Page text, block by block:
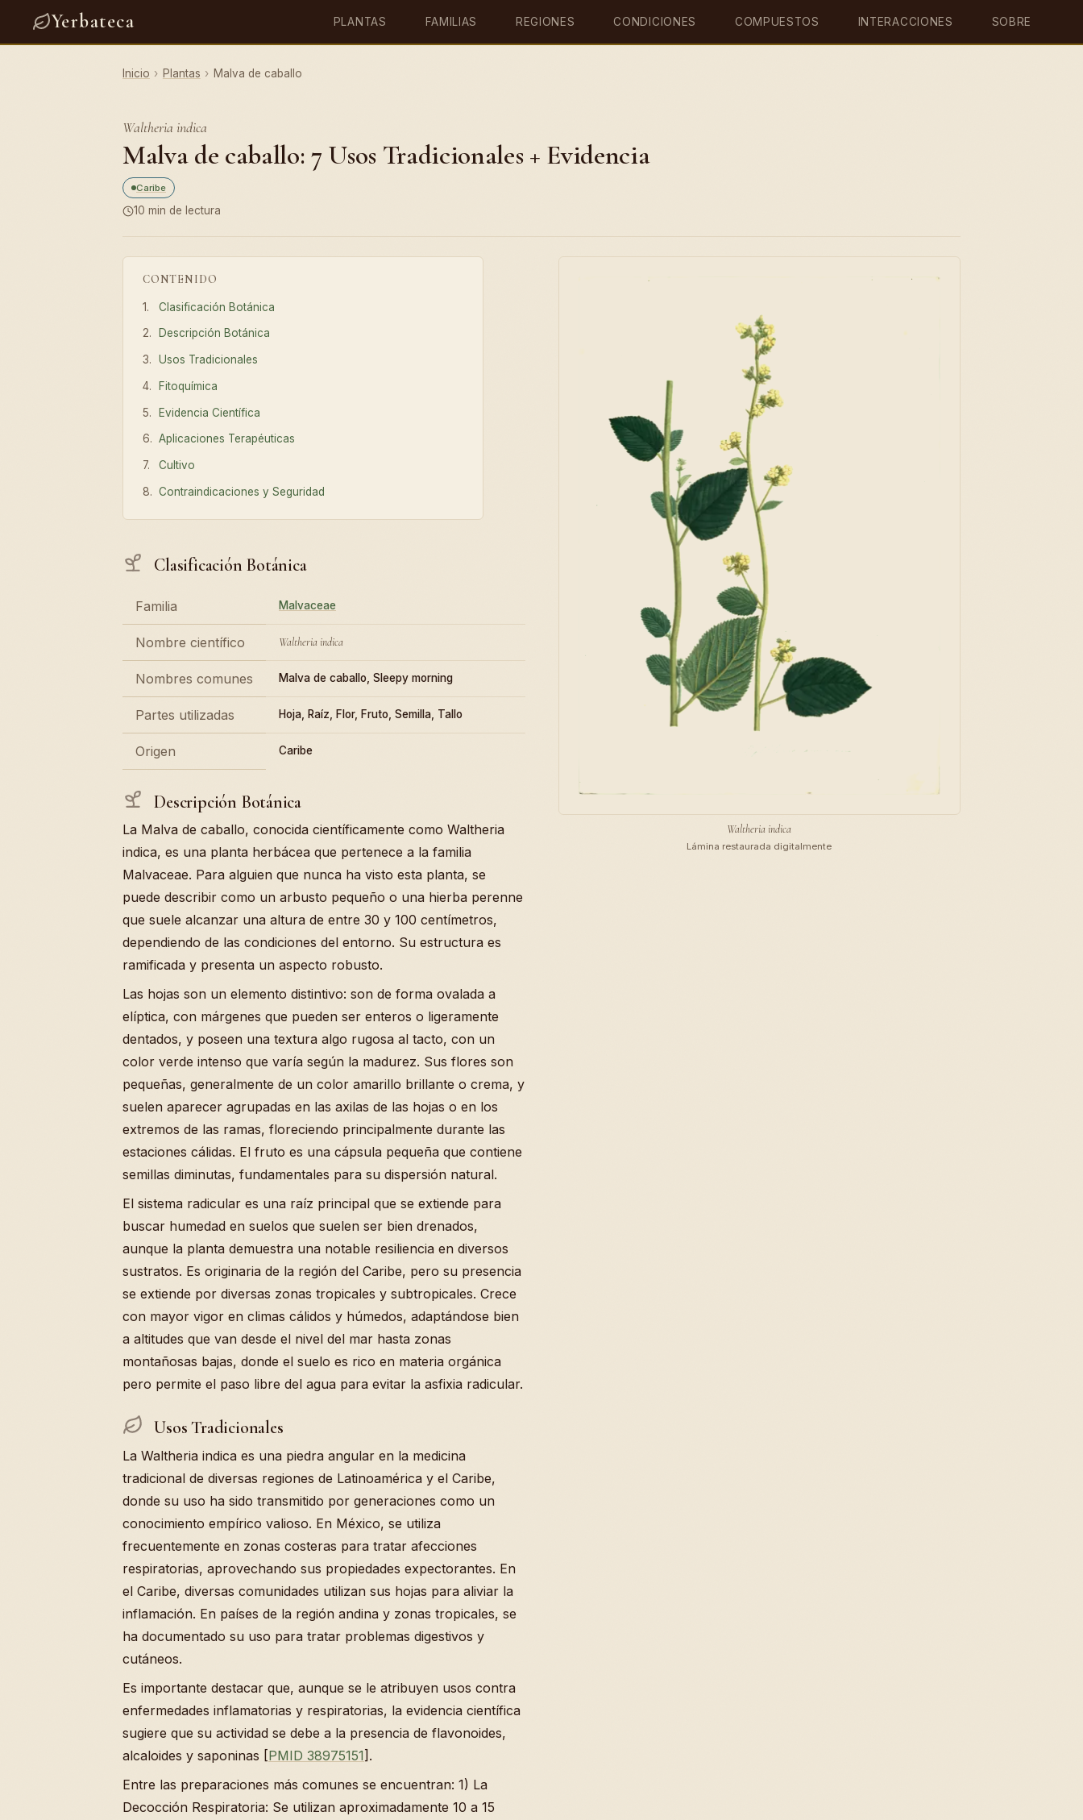
Yerbateca PLANTAS FAMILIAS REGIONES CONDICIONES COMPUESTOS INTERACCIONES SOBRE
Inicio › Plantas › Malva de caballo
Waltheria indica
Malva de caballo: 7 Usos Tradicionales + Evidencia
Caribe
10 min de lectura
CONTENIDO
Clasificación Botánica
Descripción Botánica
Usos Tradicionales
Fitoquímica
Evidencia Científica
Aplicaciones Terapéuticas
Cultivo
Contraindicaciones y Seguridad
Clasificación Botánica
Familia Malvaceae
Nombre científico Waltheria indica
Nombres comunes Malva de caballo, Sleepy morning
Partes utilizadas Hoja, Raíz, Flor, Fruto, Semilla, Tallo
Origen Caribe
Descripción Botánica
La Malva de caballo, conocida científicamente como Waltheria
indica, es una planta herbácea que pertenece a la familia
Malvaceae. Para alguien que nunca ha visto esta planta, se
puede describir como un arbusto pequeño o una hierba perenne
que suele alcanzar una altura de entre 30 y 100 centímetros,
dependiendo de las condiciones del entorno. Su estructura es
ramificada y presenta un aspecto robusto.
Las hojas son un elemento distintivo: son de forma ovalada a
elíptica, con márgenes que pueden ser enteros o ligeramente
dentados, y poseen una textura algo rugosa al tacto, con un
color verde intenso que varía según la madurez. Sus flores son
pequeñas, generalmente de un color amarillo brillante o crema, y
suelen aparecer agrupadas en las axilas de las hojas o en los
extremos de las ramas, floreciendo principalmente durante las
estaciones cálidas. El fruto es una cápsula pequeña que contiene
semillas diminutas, fundamentales para su dispersión natural.
El sistema radicular es una raíz principal que se extiende para
buscar humedad en suelos que suelen ser bien drenados,
aunque la planta demuestra una notable resiliencia en diversos
sustratos. Es originaria de la región del Caribe, pero su presencia
se extiende por diversas zonas tropicales y subtropicales. Crece
con mayor vigor en climas cálidos y húmedos, adaptándose bien
a altitudes que van desde el nivel del mar hasta zonas
montañosas bajas, donde el suelo es rico en materia orgánica
pero permite el paso libre del agua para evitar la asfixia radicular.
Usos Tradicionales
La Waltheria indica es una piedra angular en la medicina
tradicional de diversas regiones de Latinoamérica y el Caribe,
donde su uso ha sido transmitido por generaciones como un
conocimiento empírico valioso. En México, se utiliza
frecuentemente en zonas costeras para tratar afecciones
respiratorias, aprovechando sus propiedades expectorantes. En
el Caribe, diversas comunidades utilizan sus hojas para aliviar la
inflamación. En países de la región andina y zonas tropicales, se
ha documentado su uso para tratar problemas digestivos y
cutáneos.
Es importante destacar que, aunque se le atribuyen usos contra
enfermedades inflamatorias y respiratorias, la evidencia científica
sugiere que su actividad se debe a la presencia de flavonoides,
alcaloides y saponinas [PMID 38975151].
Entre las preparaciones más comunes se encuentran: 1) La
Decocción Respiratoria: Se utilizan aproximadamente 10 a 15
Waltheria indica
Lámina restaurada digitalmente